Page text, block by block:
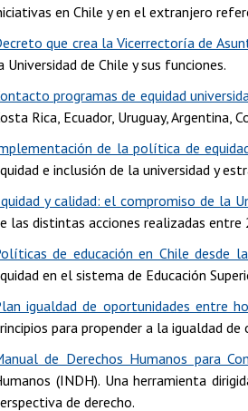
en Chile y en el extranjero
que crea la Vicerrectoría de
Universidad de Chile y sus funciones.
programas de equidad
Rica, Ecuador, Uruguay, Argentina,
de la política de
e inclusión de la universidad y
y calidad: el compromiso de la
las distintas acciones realizadas
de educación en Chile desde
en el sistema de Educación
igualdad de oportunidades entre
para propender a la igualdad
de Derechos Humanos para
(INDH). Una herramienta
de derecho.